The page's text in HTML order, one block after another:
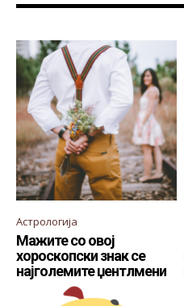
Астрологија
Мажите со овој
хороскопски знак се
најголемите џентлмени